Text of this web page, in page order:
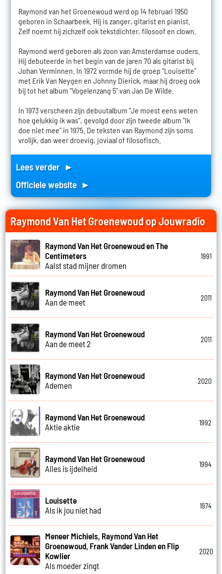
Raymond van het Groenewoud werd op 14 februari 1950
geboren in Schaarbeek. Hij is zanger, gitarist en pianist.
Zelf noemt hij zichzelf ook tekstdichter, filosoof en clown.
Raymond werd geboren als zoon van Amsterdamse ouders.
Hij debuteerde in het begin van de jaren 70 als gitarist bij
Johan Verminnen. In 1972 vormde hij de groep "Louisette"
met Erik Van Neygen en Johnny Dierick, maar hij droeg ook
bij tot het album "Vogelenzang 5" van Jan De Wilde.
In 1973 verscheen zijn debuutalbum "Je moest eens weten
hoe gelukkig ik was", gevolgd door zijn tweede album "Ik
doe niet mee" in 1975. De teksten van Raymond zijn soms
vrolijk, dan weer droevig, joviaal of filosofisch.
Lees verder ►
Officiele website ►
Raymond Van Het Groenewoud op Jouwradio
Raymond Van Het Groenewoud en The
Centimeters
Aalst stad mijner dromen
1991
Raymond Van Het Groenewoud
Aan de meet
2011
Raymond Van Het Groenewoud
Aan de meet 2
2011
Raymond Van Het Groenewoud
Ademen
2020
Raymond Van Het Groenewoud
Aktie aktie
1992
Raymond Van Het Groenewoud
Alles is ijdelheid
1994
Louisette
Als ik jou niet had
1974
Meneer Michiels, Raymond Van Het
Groenewoud, Frank Vander Linden en Flip
Kowlier
Als moeder zingt
2020